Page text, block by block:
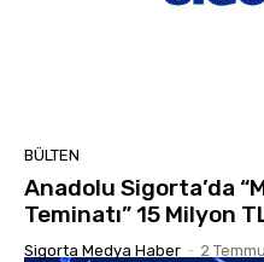
BÜLTEN
Anadolu Sigorta’da
Teminatı” 15 Milyon
Sigorta Medya Haber - 2